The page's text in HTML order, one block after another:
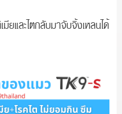
ยและไตกลับมาจับจิ้งเหลนได้